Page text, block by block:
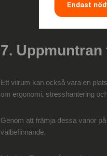
7.
Ett vilrum kan också vara en
om ergonomi, stresshantering
Genom att främja dessa vanor
välbefinnande.
Endast